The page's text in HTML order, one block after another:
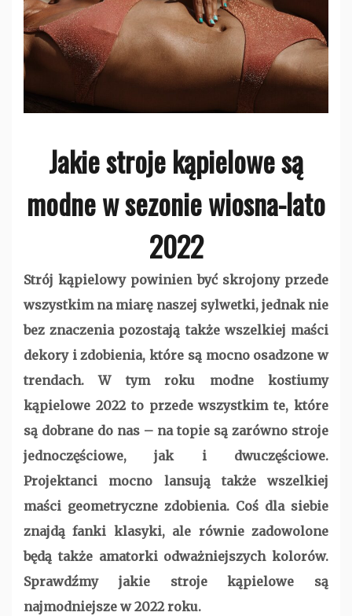
Jakie stroje kąpielowe są
modne w sezonie wiosna-lato
2022
Strój kąpielowy powinien być skrojony przede
wszystkim na miarę naszej sylwetki, jednak nie
bez znaczenia pozostają także wszelkiej maści
dekory i zdobienia, które są mocno osadzone w
trendach. W tym roku modne kostiumy
kąpielowe 2022 to przede wszystkim te, które
są dobrane do nas – na topie są zarówno stroje
jednoczęściowe, jak i dwuczęściowe.
Projektanci mocno lansują także wszelkiej
maści geometryczne zdobienia. Coś dla siebie
znajdą fanki klasyki, ale równie zadowolone
będą także amatorki odważniejszych kolorów.
Sprawdźmy jakie stroje kąpielowe są
najmodniejsze w 2022 roku.